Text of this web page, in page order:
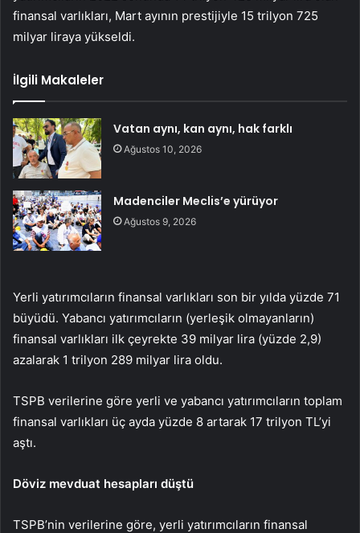
finansal varlıkları, Mart ayının prestijiyle 15 trilyon 725
milyar liraya yükseldi.
İlgili Makaleler
Vatan aynı, kan aynı, hak farklı
Ağustos 10, 2026
Madenciler Meclis’e yürüyor
Ağustos 9, 2026
Yerli yatırımcıların finansal varlıkları son bir yılda yüzde 71
büyüdü. Yabancı yatırımcıların (yerleşik olmayanların)
finansal varlıkları ilk çeyrekte 39 milyar lira (yüzde 2,9)
azalarak 1 trilyon 289 milyar lira oldu.
TSPB verilerine göre yerli ve yabancı yatırımcıların toplam
finansal varlıkları üç ayda yüzde 8 artarak 17 trilyon TL’yi
aştı.
Döviz mevduat hesapları düştü
TSPB’nin verilerine göre, yerli yatırımcıların finansal